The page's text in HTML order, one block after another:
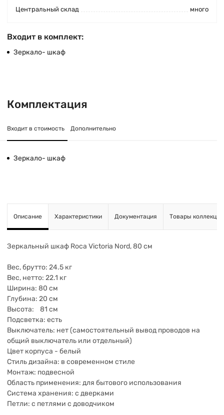
Центральный склад
много
Входит в комплект:
Зеркало- шкаф
Комплектация
Входит в стоимость Дополнительно
Зеркало- шкаф
Описание Характеристики Документация Товары коллекции
Зеркальный шкаф Roca Victoria Nord, 80 см
Вес, брутто: 24.5 кг
Вес, нетто: 22.1 кг
Ширина: 80 см
Глубина: 20 см
Высота: 81 см
Подсветка: есть
Выключатель: нет (самостоятельный вывод проводов на
общий выключатель или отдельный)
Цвет корпуса - белый
Стиль дизайна: в современном стиле
Монтаж: подвесной
Область применения: для бытового использования
Система хранения: с дверками
Петли: с петлями с доводчиком